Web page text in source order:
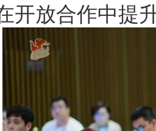
开放合作中提